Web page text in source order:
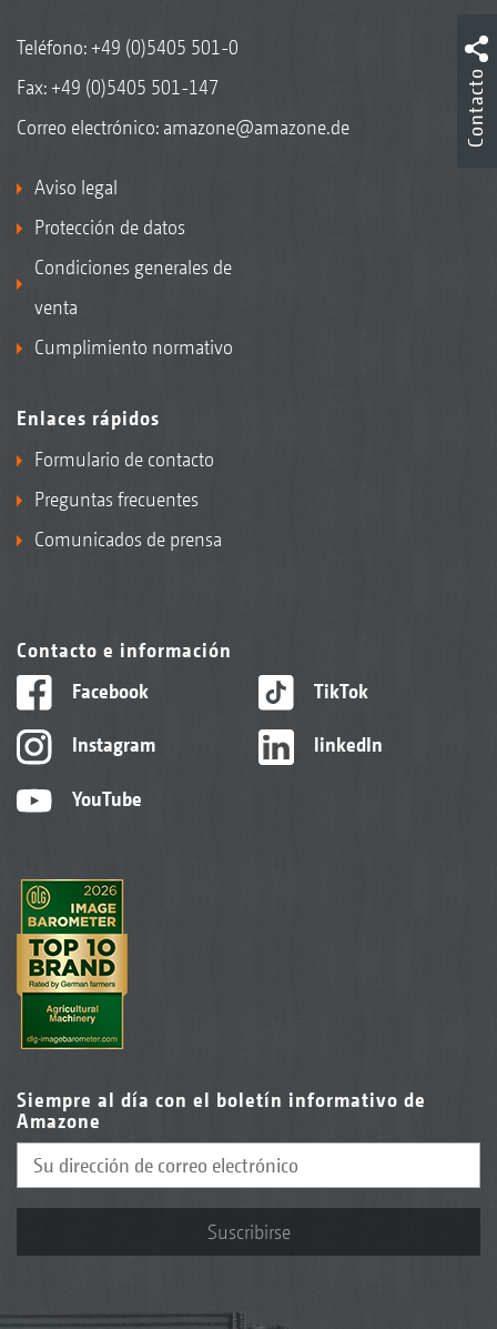
Teléfono:+49 (0)5405 501-0
Fax: +49 (0)5405 501-147
Correo electrónico: amazone@amazone.de
Aviso legal
Protección de datos
Condiciones generales de
venta
Cumplimiento normativo
Enlaces rápidos
Formulario de contacto
Preguntas frecuentes
Comunicados de prensa
Contacto e información
Facebook
Instagram
YouTube
TikTok
linkedIn
Siempre al día con el boletín informativo de
Amazone
Suscribirse
Contacto